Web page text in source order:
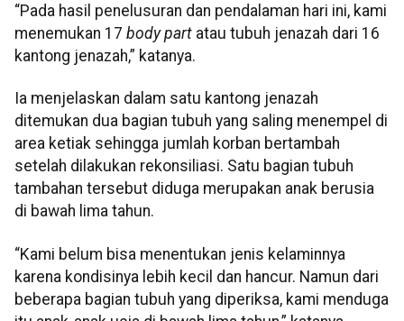
“Pada hasil penelusuran dan pendalaman hari ini, kami
menemukan 17 body part atau tubuh jenazah dari 16
kantong jenazah,” katanya.
Ia menjelaskan dalam satu kantong jenazah
ditemukan dua bagian tubuh yang saling menempel di
area ketiak sehingga jumlah korban bertambah
setelah dilakukan rekonsiliasi. Satu bagian tubuh
tambahan tersebut diduga merupakan anak berusia
di bawah lima tahun.
“Kami belum bisa menentukan jenis kelaminnya
karena kondisinya lebih kecil dan hancur. Namun dari
beberapa bagian tubuh yang diperiksa, kami menduga